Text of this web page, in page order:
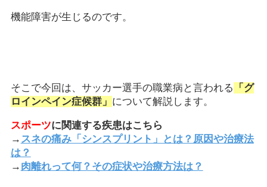
機能障害が生じるのです。
そこで今回は、サッカー選手の職業病と言われる 「グ
ロインペイン症候群」 について解説します。
スポーツに関連する疾患はこちら
→ スネの痛み「シンスプリント」とは？原因や治療法
は？
→ 肉離れって何？その症状や治療方法は？